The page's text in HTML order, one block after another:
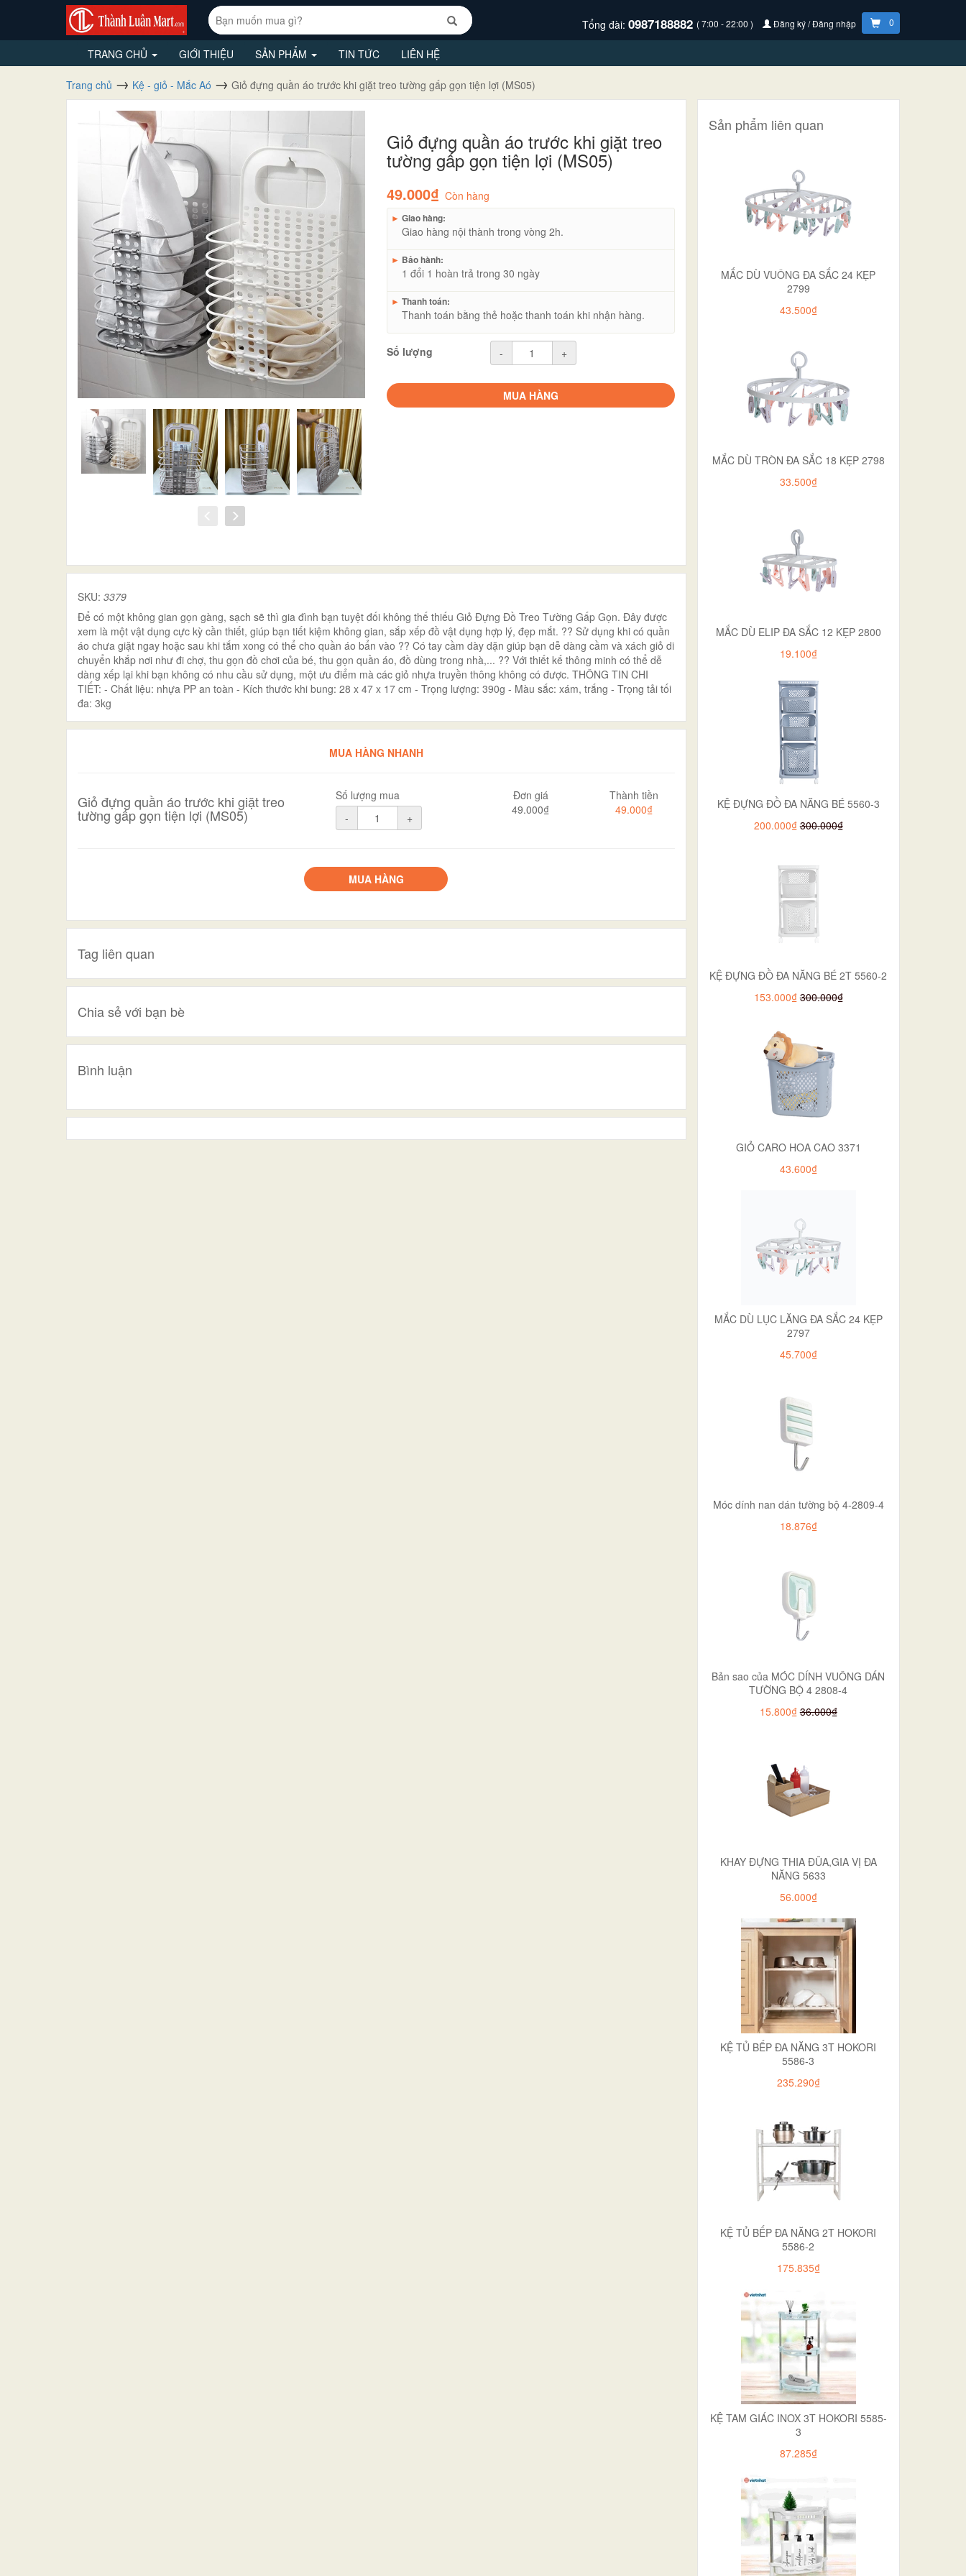
Tổng đài: 0987188882 ( 7:00 - 22:00 ) Đăng ký / Đăng nhập 0
TRANG CHỦ GIỚI THIỆU SẢN PHẨM TIN TỨC LIÊN HỆ
Trang chủ Kệ - giỏ - Mắc Aó Giỏ đựng quần áo trước khi giặt treo tường gấp gọn tiện lợi (MS05)
Giỏ đựng quần áo trước khi giặt treo
tường gấp gọn tiện lợi (MS05)
49.000₫ Còn hàng
► Giao hàng:
Giao hàng nội thành trong vòng 2h.
► Bảo hành:
1 đổi 1 hoàn trả trong 30 ngày
► Thanh toán:
Thanh toán bằng thẻ hoặc thanh toán khi nhận hàng.
Số lượng - +
MUA HÀNG
SKU: 3379
Để có một không gian gọn gàng, sạch sẽ thì gia đình bạn tuyệt đối không thế thiếu Giỏ Đựng Đồ Treo Tường Gấp Gọn. Đây được
xem là một vật dụng cực kỳ cần thiết, giúp bạn tiết kiệm không gian, sắp xếp đồ vật dụng hợp lý, đẹp mắt. ?? Sử dụng khi có quần
áo chưa giặt ngay hoặc sau khi tắm xong có thể cho quần áo bẩn vào ?? Có tay cầm dày dặn giúp bạn dễ dàng cầm và xách giỏ di
chuyển khắp nơi như đi chợ, thu gọn đồ chơi của bé, thu gọn quần áo, đồ dùng trong nhà,... ?? Với thiết kế thông minh có thể dễ
dàng xếp lại khi bạn không có nhu cầu sử dụng, một ưu điểm mà các giỏ nhựa truyền thông không có được. THÔNG TIN CHI
TIẾT: - Chất liệu: nhựa PP an toàn - Kích thước khi bung: 28 x 47 x 17 cm - Trọng lượng: 390g - Màu sắc: xám, trắng - Trọng tải tối
đa: 3kg
MUA HÀNG NHANH
Giỏ đựng quần áo trước khi giặt treo
tường gấp gọn tiện lợi (MS05)
Số lượng mua
-
+
Đơn giá
49.000₫
Thành tiền
49.000₫
MUA HÀNG
Tag liên quan
Chia sẻ với bạn bè
Bình luận
Sản phẩm liên quan
MẮC DÙ VUÔNG ĐA SẮC 24 KẸP
2799
43.500₫
MẮC DÙ TRÒN ĐA SẮC 18 KẸP 2798
33.500₫
MẮC DÙ ELIP ĐA SẮC 12 KẸP 2800
19.100₫
KỆ ĐỰNG ĐỒ ĐA NĂNG BÉ 5560-3
200.000₫ 300.000₫
KỆ ĐỰNG ĐỒ ĐA NĂNG BÉ 2T 5560-2
153.000₫ 300.000₫
GIỎ CARO HOA CAO 3371
43.600₫
MẮC DÙ LỤC LĂNG ĐA SẮC 24 KẸP
2797
45.700₫
Móc dính nan dán tường bộ 4-2809-4
18.876₫
Bản sao của MÓC DÍNH VUÔNG DÁN
TƯỜNG BỘ 4 2808-4
15.800₫ 36.000₫
KHAY ĐỰNG THIA ĐŨA,GIA VỊ ĐA
NĂNG 5633
56.000₫
KỆ TỦ BẾP ĐA NĂNG 3T HOKORI
5586-3
235.290₫
KỆ TỦ BẾP ĐA NĂNG 2T HOKORI
5586-2
175.835₫
KỆ TAM GIÁC INOX 3T HOKORI 5585-
3
87.285₫